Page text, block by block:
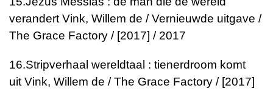
verandertVink, Willem de / Vernieuwde uitgave /
The Grace Factory / [2017] / 2017
16.Stripverhaal wereldtaal : tienerdroom komt
uit Vink, Willem de / The Grace Factory / [2017]